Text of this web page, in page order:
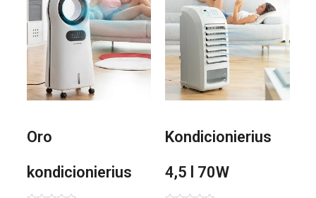
Oro
kondicionierius
Kondicionierius
4,5 l 70W